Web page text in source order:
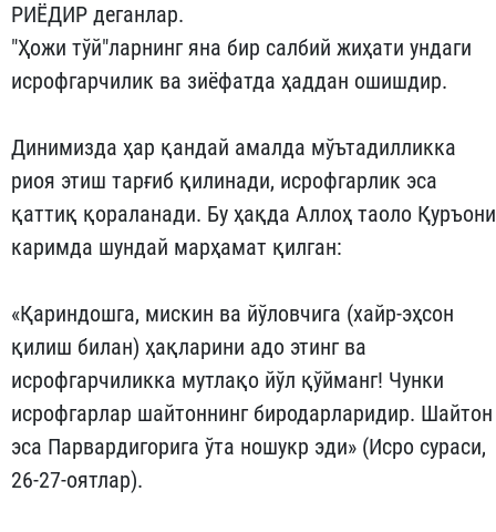
РИЁДИР деганлар.
"Ҳожи тўй"ларнинг яна бир салбий жиҳати ундаги
исрофгарчилик ва зиёфатда ҳаддан ошишдир.
Динимизда ҳар қандай амалда мўътадилликка
риоя этиш тарғиб қилинади, исрофгарлик эса
қаттиқ қораланади. Бу ҳақда Аллоҳ таоло Қуръони
каримда шундай марҳамат қилган:
«Қариндошга, мискин ва йўловчига (хайр-эҳсон
қилиш билан) ҳақларини адо этинг ва
исрофгарчиликка мутлақо йўл қўйманг! Чунки
исрофгарлар шайтоннинг биродарларидир. Шайтон
эса Парвардигорига ўта ношукр эди» (Исро сураси,
26-27-оятлар).